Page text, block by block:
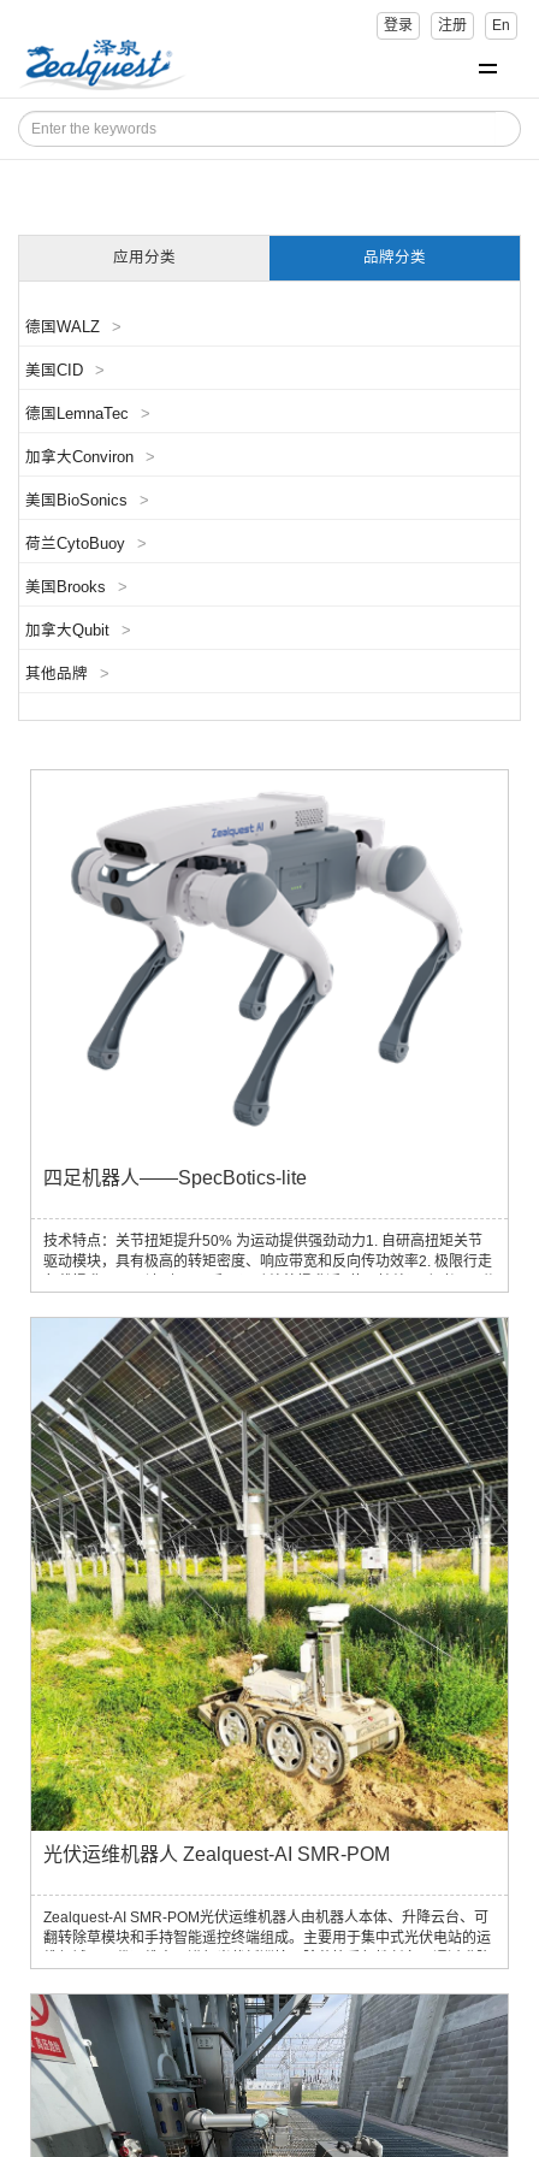
登录 注册 En
应用分类 品牌分类
德国WALZ >
美国CID >
德国LemnaTec >
加拿大Conviron >
美国BioSonics >
荷兰CytoBuoy >
美国Brooks >
加拿大Qubit >
其他品牌 >
四足机器人——SpecBotics-lite
技术特点：关节扭矩提升50% 为运动提供强劲动力1. 自研高扭矩关节
驱动模块，具有极高的转矩密度、响应带宽和反向传功效率2. 极限行走
和高难度动作2. 支持跳越沟壑、跳高、前空翻等高难度动作3. 可攀爬
15cm台阶，几乎已是同等大小四足机器人能够完成的极限高度4. 支持
后空翻、扭身体、扭身跳、打招...
光伏运维机器人 Zealquest-AI SMR-POM
Zealquest-AI SMR-POM光伏运维机器人由机器人本体、升降云台、可
翻转除草模块和手持智能遥控终端组成。主要用于集中式光伏电站的运
求。机器人配备除草模块，可有效降低光伏场站火灾风险与草木遮挡光
伏板降低光伏板发电效率的几率。相比传统的人工运维，光伏机器人节
省了大量的人力成本，提高...